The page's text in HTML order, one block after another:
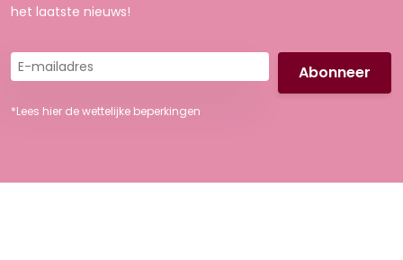
het laatste nieuws!
E-
mailadres
*Lees hier de wettelijke beperkingen